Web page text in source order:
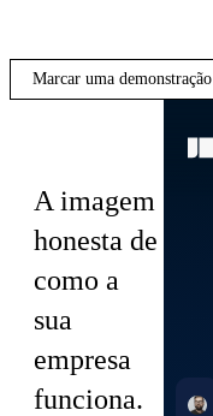
Marcar uma demonstração
A imagem
honesta de
como a
sua
empresa
funciona.